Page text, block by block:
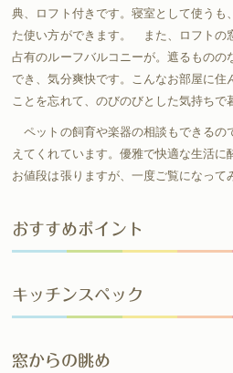
典、ロフト付きです。寝室として使うも
た使い方ができます。 また、ロフトの
占有のルーフバルコニーが。遮るものの
でき、気分爽快です。こんなお部屋に住
ことを忘れて、のびのびとした気持ちで
ペットの飼育や楽器の相談もできるの
えてくれています。優雅で快適な生活に
お値段は張りますが、一度ご覧になって
おすすめポイント
キッチンスペック
窓からの眺め